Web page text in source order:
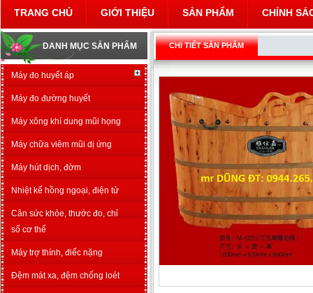
TRANG CHỦ GIỚI THIỆU SẢN PHẨM CHÍNH
DANH MỤC SẢN PHẨM
Máy đo huyết áp
Máy đo đường huyết
Máy xông khí dung mũi họng
Máy chữa viêm mũi dị ứng
Máy hút dịch, đờm
Nhiệt kế hồng ngoại, điện tử
Cân sức khỏe, thước đo, chỉ
số cơ thể
Máy trợ thính, điếc nặng
Đệm mát xa, đệm chống loét
CHI TIẾT SẢN PHẨM